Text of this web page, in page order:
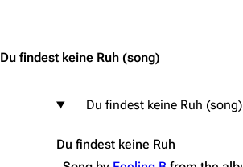
Du findest keine Ruh (song)
Du findest keine Ruh (song)
Du findest keine Ruh